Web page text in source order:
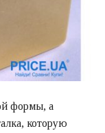
формы, а
которую